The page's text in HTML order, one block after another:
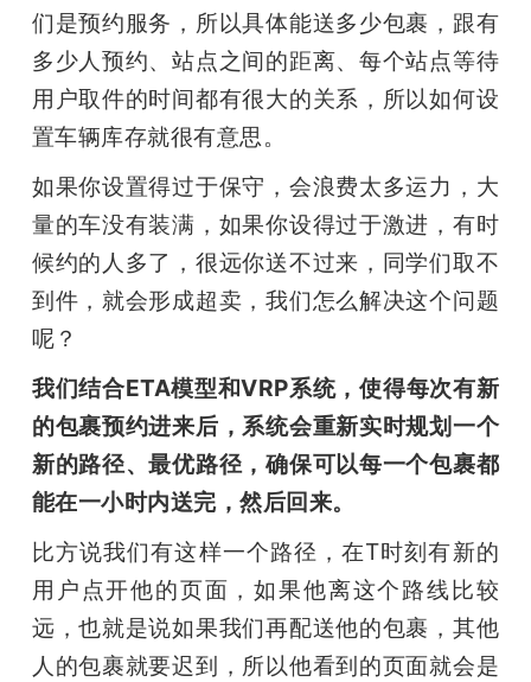
们是预约服务，所以具体能送多少包裹，跟有
多少人预约、站点之间的距离、每个站点等待
用户取件的时间都有很大的关系，所以如何设
置车辆库存就很有意思。
如果你设置得过于保守，会浪费太多运力，大
量的车没有装满，如果你设得过于激进，有时
候约的人多了，很远你送不过来，同学们取不
到件，就会形成超卖，我们怎么解决这个问题
呢？
我们结合ETA模型和VRP系统，使得每次有新
的包裹预约进来后，系统会重新实时规划一个
新的路径、最优路径，确保可以每一个包裹都
能在一小时内送完，然后回来。
比方说我们有这样一个路径，在T时刻有新的
用户点开他的页面，如果他离这个路线比较
远，也就是说如果我们再配送他的包裹，其他
人的包裹就要迟到，所以他看到的页面就会是